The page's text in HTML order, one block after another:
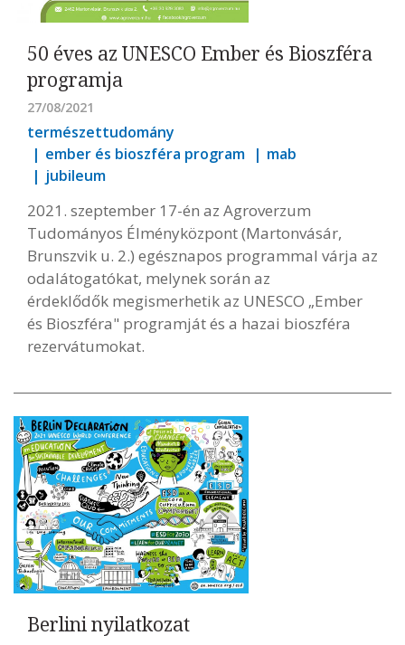
50 éves az UNESCO Ember és Bioszféra
programja
27/08/2021
természettudomány
ember és bioszféra program
mab
jubileum
2021. szeptember 17-én az Agroverzum
Tudományos Élményközpont (Martonvásár,
Brunszvik u. 2.) egésznapos programmal várja az
odalátogatókat, melynek során az
érdeklődők megismerhetik az UNESCO „Ember
és Bioszféra" programját és a hazai bioszféra
rezervátumokat.
Berlini nyilatkozat